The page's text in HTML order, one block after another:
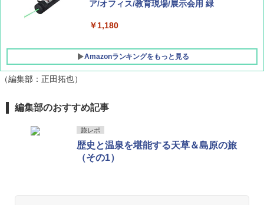
ATCW-150B エクルベージュ
￥-
ア/オフィス/教育現場/展示会用 緑
￥1,180
Amazonランキングをもっと見る
（編集部：正田拓也）
編集部のおすすめ記事
旅レポ
歴史と温泉を堪能する天草＆島原の旅
（その1）